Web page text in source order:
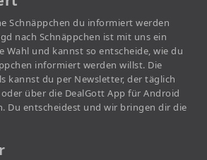
Schnäppchen du informiert werden
nach Schnäppchen ist mit uns ein
Wahl und kannst so entscheide, wie du
informiert werden willst. Die
kannst du per Newsletter, der täglich
über die DealGott App für Android
Du entscheidest und wir bringen dir die